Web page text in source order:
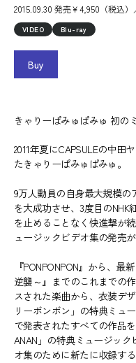
2015.09.30 発売￥4,950（税込
VIDEO Blu-ray
Buy
きゃりーぱみゅぱみゅ 初の
2011年夏にCAPSULEの中田
たきゃりーぱみゅぱみゅ。
9万人動員の自身最大規模の
を大成功させ、3度目の
を止めることなく快進撃が
ュージックビデオ集の発売
『PONPONPON』から、
逆襲～』までのこれまでの
スされた楽曲から、衣装デ
リーボンボン」の特典ミュ
で発表されたすべての作品
ANAN」の特典ミュージッ
オ集のために新たに収録す